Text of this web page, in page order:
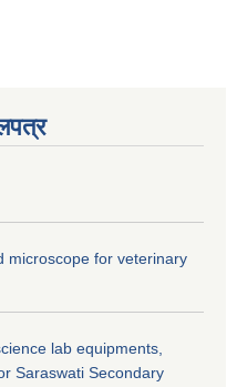
microscope for veterinary
lab equipments,
Saraswati Secondary